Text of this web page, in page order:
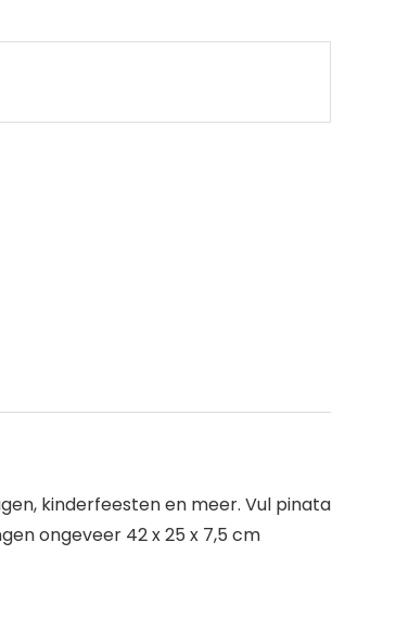
kinderfeesten en meer. Vul pinata
ongeveer 42 x 25 x 7,5 cm